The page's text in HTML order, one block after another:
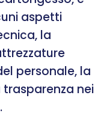
aspetti
la
personale, la
trasparenza nei